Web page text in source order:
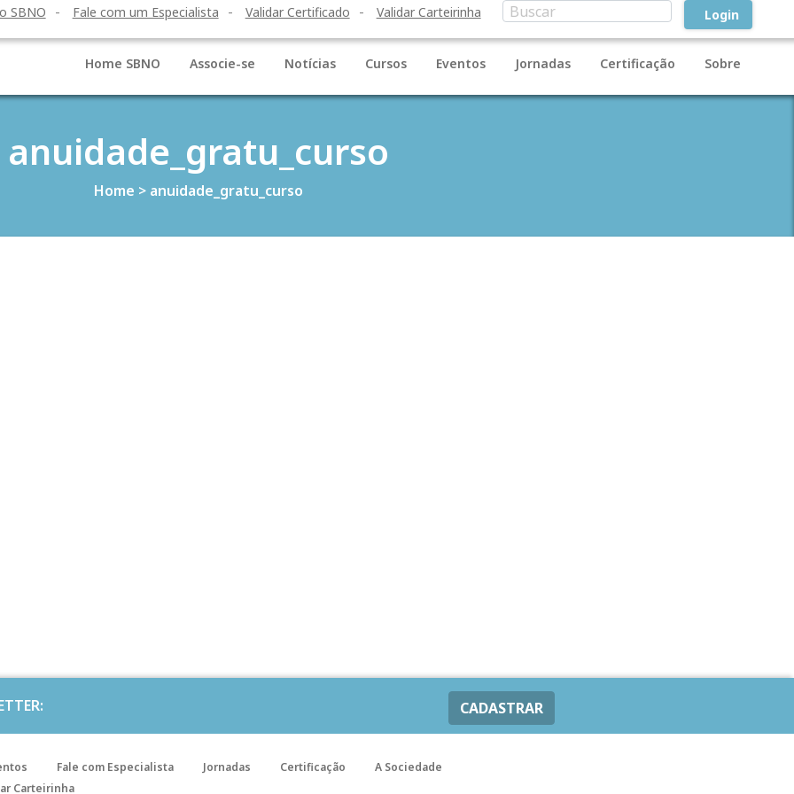
SBNO Fale com um Especialista Validar Certificado Validar Carteirinha Login
Home SBNO Associe-se Notícias Cursos Eventos Jornadas Certificação Sobre
anuidade_gratu_curso
Home > anuidade_gratu_curso
CADASTRAR
Fale com Especialista Jornadas Certificação
A Sociedade
Carteirinha